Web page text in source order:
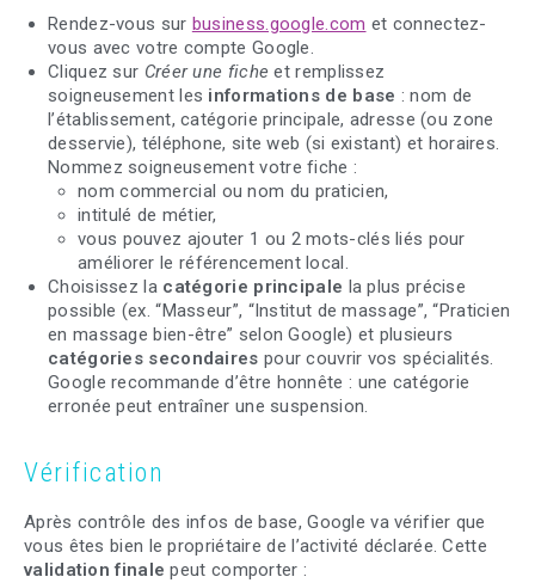
Rendez-vous sur business.google.com et connectez-
vous avec votre compte Google.
Cliquez sur Créer une fiche et remplissez
soigneusement les informations de base : nom de
l’établissement, catégorie principale, adresse (ou zone
desservie), téléphone, site web (si existant) et horaires.
Nommez soigneusement votre fiche :
nom commercial ou nom du praticien,
intitulé de métier,
vous pouvez ajouter 1 ou 2 mots-clés liés pour
améliorer le référencement local.
Choisissez la catégorie principale la plus précise
possible (ex. “Masseur”, “Institut de massage”, “Praticien
en massage bien-être” selon Google) et plusieurs
catégories secondaires pour couvrir vos spécialités.
Google recommande d’être honnête : une catégorie
erronée peut entraîner une suspension.
Vérification
Après contrôle des infos de base, Google va vérifier que
vous êtes bien le propriétaire de l’activité déclarée. Cette
validation finale peut comporter :